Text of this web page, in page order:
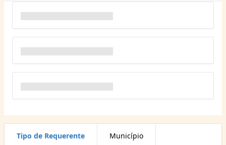
Tipo de Requerente Município